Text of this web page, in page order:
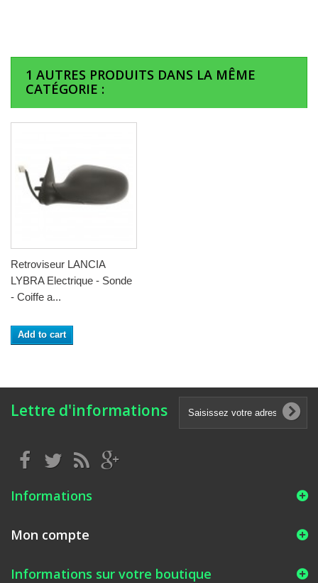
1 AUTRES PRODUITS DANS LA MÊME
CATÉGORIE :
Retroviseur LANCIA
LYBRA Electrique - Sonde
- Coiffe a...
Add to cart
Lettre d'informations
Informations
Mon compte
Informations sur votre boutique